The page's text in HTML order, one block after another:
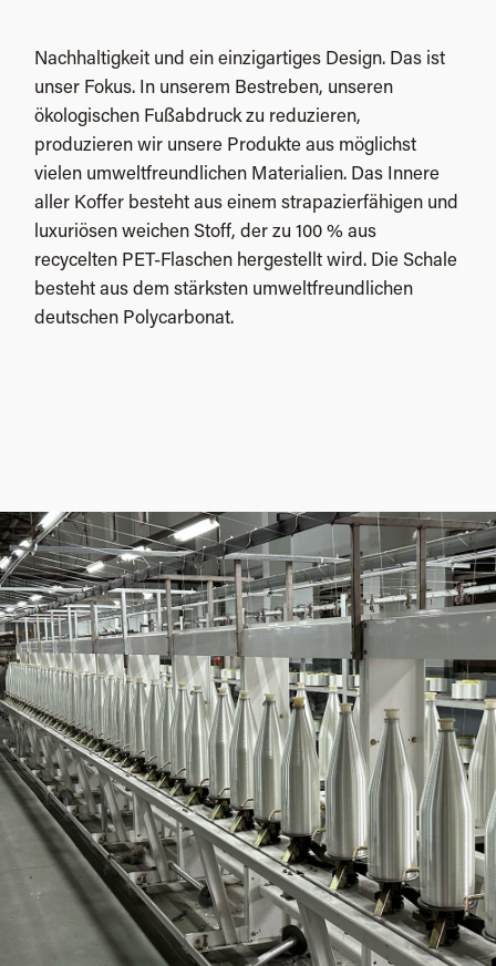
Nachhaltigkeit und ein einzigartiges Design. Das ist
unser Fokus. In unserem Bestreben, unseren
ökologischen Fußabdruck zu reduzieren,
produzieren wir unsere Produkte aus möglichst
vielen umweltfreundlichen Materialien. Das Innere
aller Koffer besteht aus einem strapazierfähigen und
luxuriösen weichen Stoff, der zu 100 % aus
recycelten PET-Flaschen hergestellt wird. Die Schale
besteht aus dem stärksten umweltfreundlichen
deutschen Polycarbonat.